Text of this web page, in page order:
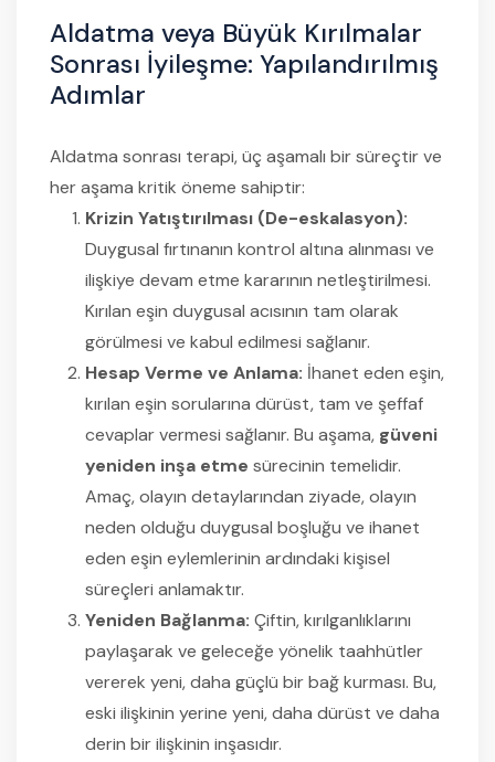
Aldatma veya Büyük Kırılmalar
Sonrası İyileşme: Yapılandırılmış
Adımlar
Aldatma sonrası terapi, üç aşamalı bir süreçtir ve
her aşama kritik öneme sahiptir:
Krizin Yatıştırılması (De-eskalasyon):
Duygusal fırtınanın kontrol altına alınması ve
ilişkiye devam etme kararının netleştirilmesi.
Kırılan eşin duygusal acısının tam olarak
görülmesi ve kabul edilmesi sağlanır.
Hesap Verme ve Anlama: İhanet eden eşin,
kırılan eşin sorularına dürüst, tam ve şeffaf
cevaplar vermesi sağlanır. Bu aşama, güveni
yeniden inşa etme sürecinin temelidir.
Amaç, olayın detaylarından ziyade, olayın
neden olduğu duygusal boşluğu ve ihanet
eden eşin eylemlerinin ardındaki kişisel
süreçleri anlamaktır.
Yeniden Bağlanma: Çiftin, kırılganlıklarını
paylaşarak ve geleceğe yönelik taahhütler
vererek yeni, daha güçlü bir bağ kurması. Bu,
eski ilişkinin yerine yeni, daha dürüst ve daha
derin bir ilişkinin inşasıdır.